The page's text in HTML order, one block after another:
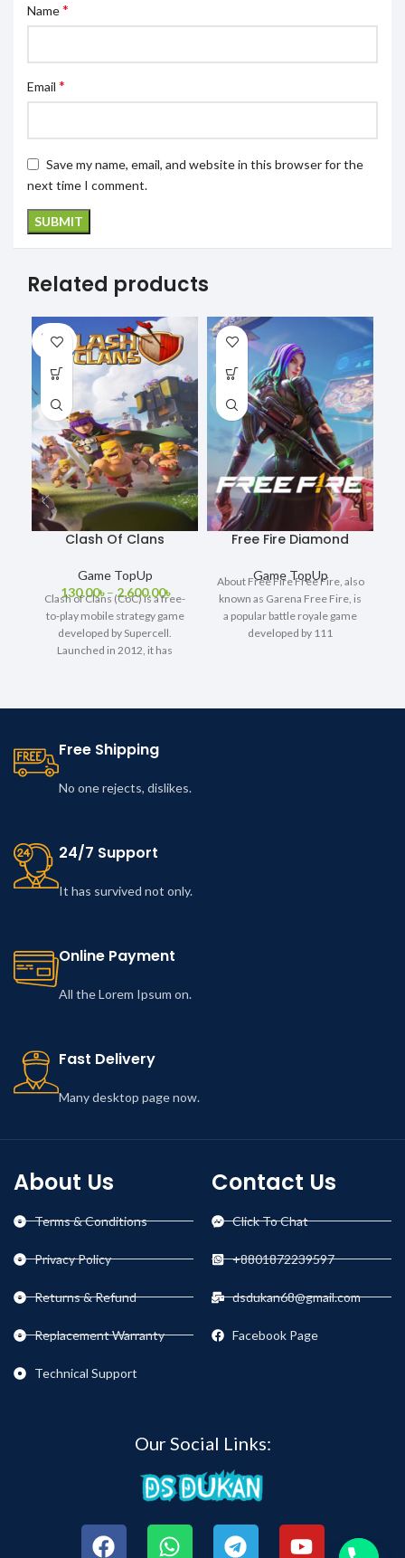
Name*
Email *
Save my name, email, and website in this browser for the
next time I comment.
Related products
SOLD
OUT
Clash Of Clans
Game TopUp
130.00৳ – 2,600.00৳
Clash of Clans (CoC) is a free-
to-play mobile strategy game
developed by Supercell.
Launched in 2012, it has
Free Fire Diamond
Game TopUp
About Free Fire Free Fire, also
known as Garena Free Fire, is
a popular battle royale game
developed by 111
Free Shipping
No one rejects, dislikes.
24/7 Support
It has survived not only.
Online Payment
All the Lorem Ipsum on.
Fast Delivery
Many desktop page now.
About Us
Terms & Conditions
Privacy Policy
Returns & Refund
Replacement Warranty
Technical Support
Contact Us
Click To Chat
+8801872239597
dsdukan68@gmail.com
Facebook Page
Our Social Links: